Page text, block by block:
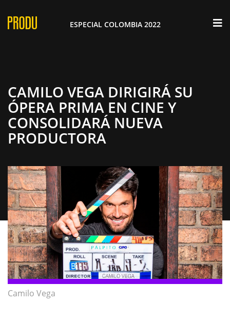
ESPECIAL COLOMBIA 2022
CAMILO VEGA DIRIGIRÁ SU
ÓPERA PRIMA EN CINE Y
CONSOLIDARÁ NUEVA
PRODUCTORA
Camilo Vega